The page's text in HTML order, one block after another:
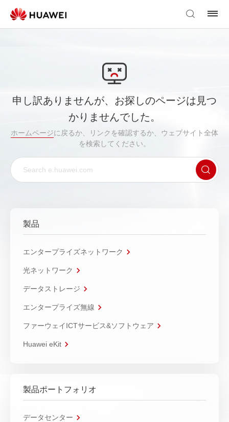
申し訳ありませんが、お探しのページは見つ
かりませんでした。
ホームページに戻るか、リンクを確認するか、ウェブサイト全体
を検索してください。
製品
エンタープライズネットワーク
光ネットワーク
データストレージ
エンタープライズ無線
ファーウェイICTサービス&ソフトウェア
Huawei eKit
製品ポートフォリオ
データセンター